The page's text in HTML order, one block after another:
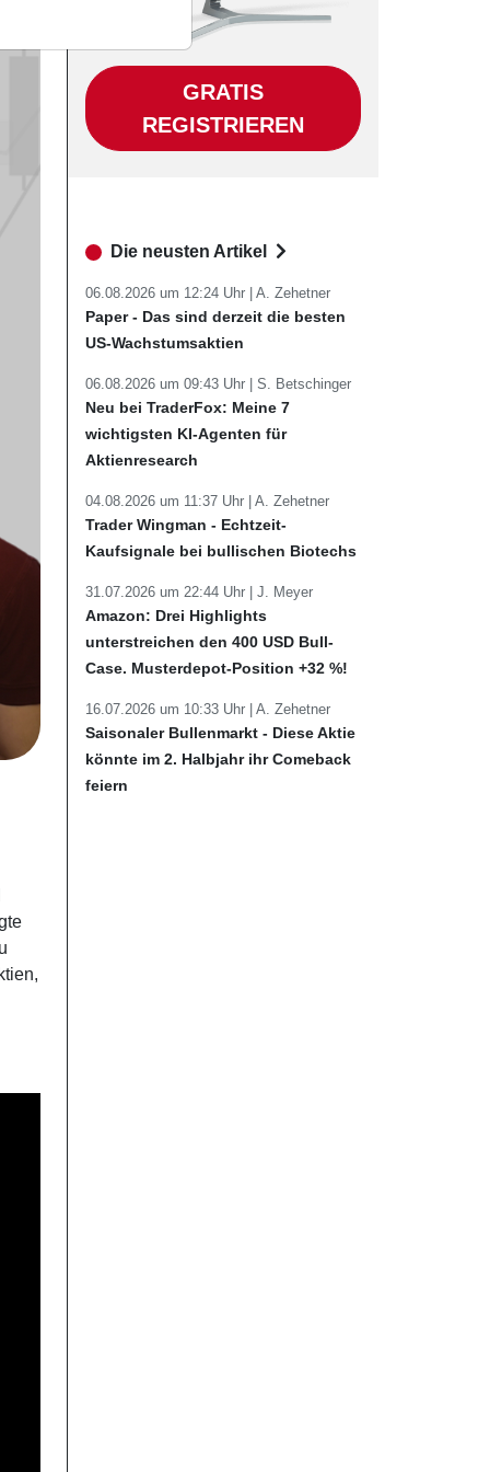
GRATIS
REGISTRIEREN
Die neusten Artikel
06.08.2026 um 12:24 Uhr | A. Zehetner
Paper - Das sind derzeit die besten
US-Wachstumsaktien
06.08.2026 um 09:43 Uhr | S. Betschinger
Neu bei TraderFox: Meine 7
wichtigsten KI-Agenten für
Aktienresearch
04.08.2026 um 11:37 Uhr | A. Zehetner
Trader Wingman - Echtzeit-
Kaufsignale bei bullischen Biotechs
31.07.2026 um 22:44 Uhr | J. Meyer
Amazon: Drei Highlights
unterstreichen den 400 USD Bull-
Case. Musterdepot-Position +32 %!
16.07.2026 um 10:33 Uhr | A. Zehetner
Saisonaler Bullenmarkt - Diese Aktie
könnte im 2. Halbjahr ihr Comeback
feiern